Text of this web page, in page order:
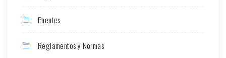
Puentes
Reglamentos y Normas